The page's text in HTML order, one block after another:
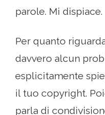
parole. Mi dispiace.
Per quanto
davvero alcun
esplicitamente
il tuo copyright.
parla di